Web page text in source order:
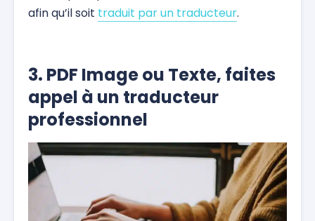
afin qu’il soit traduit par un traducteur.
3. PDF Image ou Texte, faites
appel à un traducteur
professionnel